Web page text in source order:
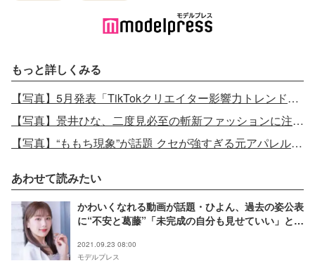
もっと詳しくみる
【写真】5月発表「TikTokクリエイター影響力トレンドランキング」TOP15【モデルプレスカウントダウン】
【写真】景井ひな、二度見必至の斬新ファッションに注目 「脱げちゃったの？」“思わずツッコミたくなるコーデ10選”
【写真】“ももち現象”が話題 クセが強すぎる元アパレル店員ももちって？
あわせて読みたい
かわいくなれる動画が話題・ひよん、過去の姿公表
に“不安と葛藤”「未完成の自分も見せていい」と思
2021.09.23 08:00
モデルプレス